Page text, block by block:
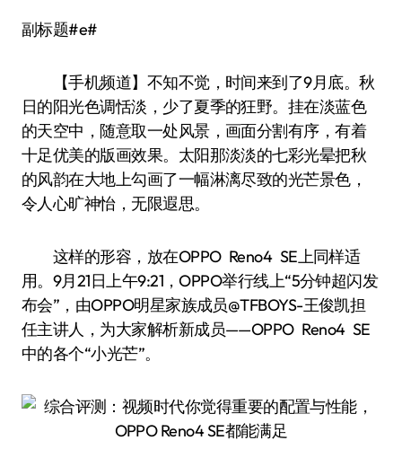
副标题#e#
【手机频道】不知不觉，时间来到了9月底。秋
日的阳光色调恬淡，少了夏季的狂野。挂在淡蓝色
的天空中，随意取一处风景，画面分割有序，有着
十足优美的版画效果。太阳那淡淡的七彩光晕把秋
的风韵在大地上勾画了一幅淋漓尽致的光芒景色，
令人心旷神怡，无限遐思。
这样的形容，放在OPPO Reno4 SE上同样适
用。9月21日上午9:21，OPPO举行线上“5分钟超闪发
布会”，由OPPO明星家族成员@TFBOYS-王俊凯担
任主讲人，为大家解析新成员——OPPO Reno4 SE
中的各个“小光芒”。